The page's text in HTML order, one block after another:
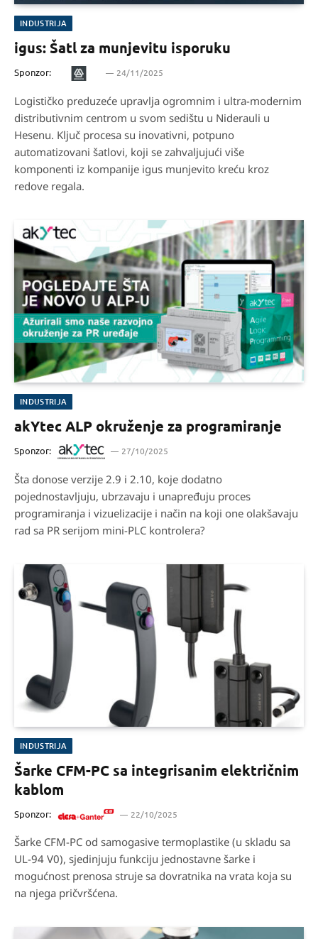
INDUSTRIJA
igus: Šatl za munjevitu isporuku
Sponzor: 24/11/2025
Logističko preduzeće upravlja ogromnim i ultra-modernim
distributivnim centrom u svom sedištu u Niderauli u
Hesenu. Ključ procesa su inovativni, potpuno
automatizovani šatlovi, koji se zahvaljujući više
komponenti iz kompanije igus munjevito kreću kroz
redove regala.
INDUSTRIJA
akYtec ALP okruženje za programiranje
Sponzor: 27/10/2025
Šta donose verzije 2.9 i 2.10, koje dodatno
pojednostavljuju, ubrzavaju i unapređuju proces
programiranja i vizuelizacije i način na koji one olakšavaju
rad sa PR serijom mini-PLC kontrolera?
INDUSTRIJA
Šarke CFM-PC sa integrisanim električnim
kablom
Sponzor: 22/10/2025
Šarke CFM-PC od samogasive termoplastike (u skladu sa
UL-94 V0), sjedinjuju funkciju jednostavne šarke i
mogućnost prenosa struje sa dovratnika na vrata koja su
na njega pričvršćena.